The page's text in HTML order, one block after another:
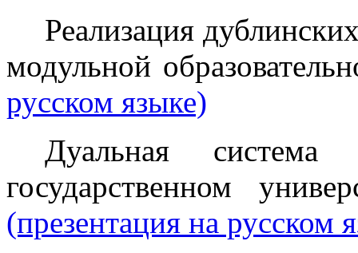
Реализация
модульной
русском языке)
Дуальная система
государственном
(презентация на русском